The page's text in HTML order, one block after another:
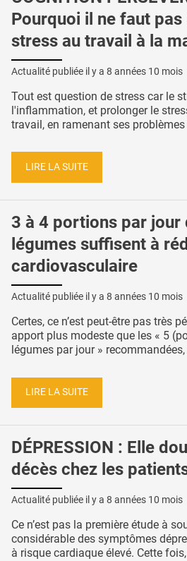
Pourquoi il ne faut
stress au travail à la
Actualité publiée il y a 8 années 10 mois
Tout est question de stress car le
l'inflammation, et prolonger le
travail, en ramenant ses
LIRE LA SUITE
3 à 4 portions par jour
légumes suffisent à
cardiovasculaire
Actualité publiée il y a 8 années 10 mois
Certes, ce n’est peut-être pas très
apport plus modeste que les « 5
légumes par jour »
LIRE LA SUITE
DÉPRESSION : Elle
décès chez les
Actualité publiée il y a 8 années 10 mois
Ce n’est pas la première étude à
considérable des symptômes
à risque cardiaque élevé. Cette fois,